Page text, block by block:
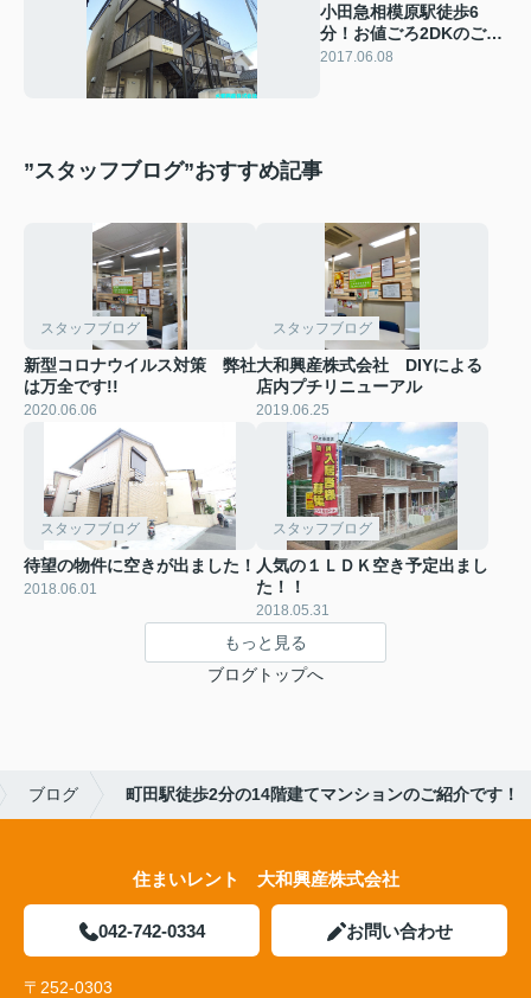
小田急相模原駅徒歩6
分！お値ごろ2DKのご紹
介！
2017.06.08
”スタッフブログ”おすすめ記事
スタッフブログ
新型コロナウイルス対策 弊社
は万全です!!
2020.06.06
スタッフブログ
大和興産株式会社 DIYによる
店内プチリニューアル
2019.06.25
スタッフブログ
待望の物件に空きが出ました！
2018.06.01
スタッフブログ
人気の１ＬＤＫ空き予定出まし
た！！
2018.05.31
もっと見る
ブログトップへ
ブログ 町田駅徒歩2分の14階建てマンションのご紹介です！
住まいレント 大和興産株式会社
042-742-0334 お問い合わせ
〒252-0303